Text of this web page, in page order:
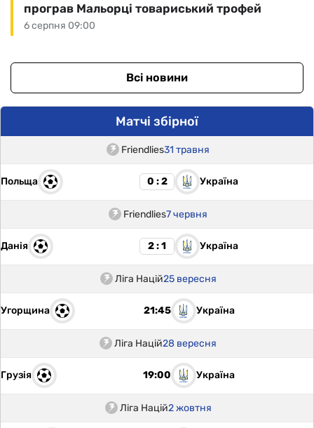
6 серпня 09:00
програв Мальорці товариський трофей
Всі новини
Матчі збірної
Friendlies31 травня
Польща 0 : 2 Україна
Friendlies7 червня
Данія 2 : 1 Україна
Ліга Націй25 вересня
Угорщина 21:45 Україна
Ліга Націй28 вересня
Грузія 19:00 Україна
Ліга Націй2 жовтня